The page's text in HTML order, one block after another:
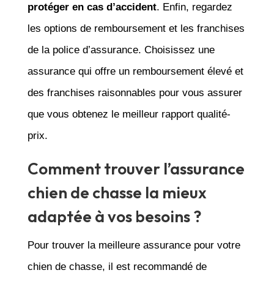
protéger en cas d’accident. Enfin, regardez
les options de remboursement et les franchises
de la police d’assurance. Choisissez une
assurance qui offre un remboursement élevé et
des franchises raisonnables pour vous assurer
que vous obtenez le meilleur rapport qualité-
prix.
Comment trouver l’assurance
chien de chasse la mieux
adaptée à vos besoins ?
Pour trouver la meilleure assurance pour votre
chien de chasse, il est recommandé de